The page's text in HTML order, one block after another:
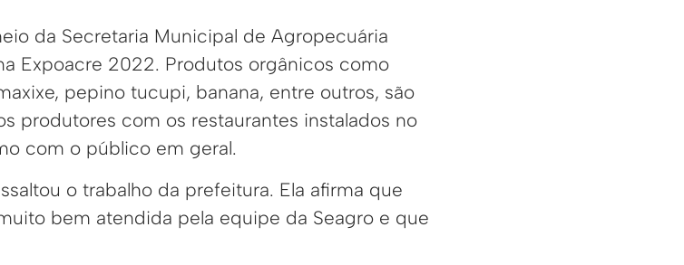
da Secretaria Municipal de Agropecuária
Expoacre 2022. Produtos orgânicos como
pepino tucupi, banana, entre outros, são
produtores com os restaurantes instalados no
com o público em geral.
o trabalho da prefeitura. Ela afirma que
bem atendida pela equipe da Seagro e que